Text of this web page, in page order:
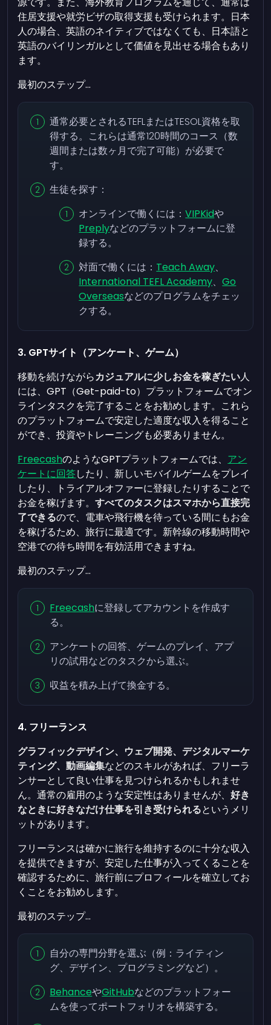
住居支援や就労ビザの取得支援も受けられます。日本
人の場合、英語のネイティブではなくても、日本語と
英語のバイリンガルとして価値を見出せる場合もあり
ます。
最初のステップ...
通常必要とされるTEFLまたはTESOL資格を取
得する。これらは通常120時間のコース（数
週間または数ヶ月で完了可能）が必要で
す。
生徒を探す：
オンラインで働くには：VIPKidや
Preplyなどのプラットフォームに登
録する。
対面で働くには： Teach Away、
International TEFL Academy、Go
Overseasなどのプログラムをチェッ
クする。
3. GPTサイト（アンケート、ゲーム）
移動を続けながらカジュアルに少しお金を稼ぎたい人
には、GPT（Get-paid-to）プラットフォームでオン
ラインタスクを完了することをお勧めします。これら
のプラットフォームで安定した適度な収入を得ること
ができ、投資やトレーニングも必要ありません。
FreecashのようなGPTプラットフォームでは、 アン
ケートに回答したり、新しいモバイルゲームをプレイ
したり、トライアルオファーに登録したりすることで
お金を稼げます。すべてのタスクはスマホから直接完
了できるので、電車や飛行機を待っている間にもお金
を稼げるため、旅行に最適です。新幹線の移動時間や
空港での待ち時間を有効活用できますね。
最初のステップ...
Freecashに登録してアカウントを作成す
る。
アンケートの回答、ゲームのプレイ、アプ
リの試用などのタスクから選ぶ。
収益を積み上げて換金する。
4. フリーランス
グラフィックデザイン、ウェブ開発、デジタルマーケ
ティング、動画編集などのスキルがあれば、フリーラ
ンサーとして良い仕事を見つけられるかもしれませ
ん。通常の雇用のような安定性はありませんが、好き
なときに好きなだけ仕事を引き受けられるというメリ
ットがあります。
フリーランスは確かに旅行を維持するのに十分な収入
を提供できますが、安定した仕事が入ってくることを
確認するために、旅行前にプロフィールを確立してお
くことをお勧めします。
最初のステップ...
自分の専門分野を選ぶ（例：ライティン
グ、デザイン、プログラミングなど）。
BehanceやGitHubなどのプラットフォー
ムを使ってポートフォリオを構築する。